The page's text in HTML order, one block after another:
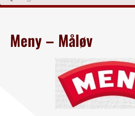
Meny – Måløv